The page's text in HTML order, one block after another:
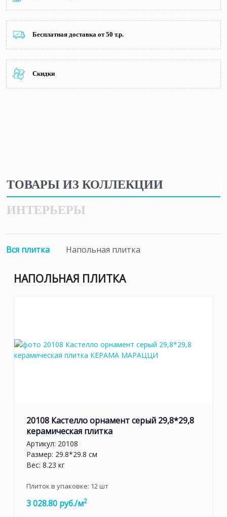
Бесплатная доставка от 50 т.р.
Скидки
ТОВАРЫ ИЗ КОЛЛЕКЦИИ
ИНТЕРЬЕРЫ
Вся плитка Напольная плитка
НАПОЛЬНАЯ ПЛИТКА
20108 Кастелло орнамент серый 29,8*29,8
керамическая плитка
Артикул: 20108
Размер: 29.8*29.8 см
Вес: 8.23 кг
Плиток в упаковке: 12шт
3 028.80 руб./м2